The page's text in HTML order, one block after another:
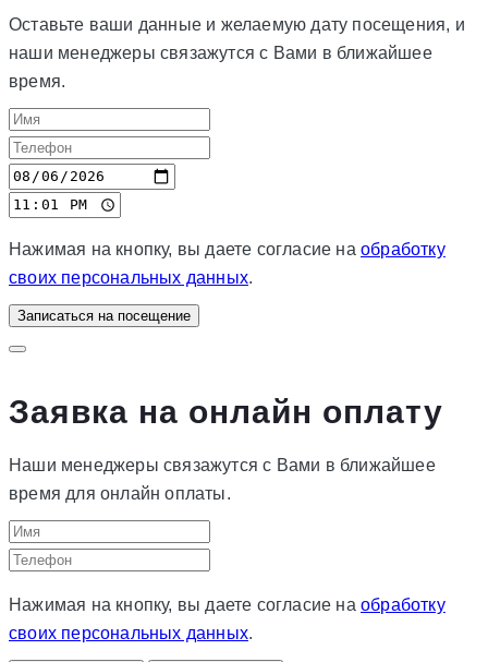
Оставьте ваши данные и желаемую дату посещения, и
наши менеджеры связажутся с Вами в ближайшее
время.
Нажимая на кнопку, вы даете согласие наобработку
своих персональных данных.
Записаться на посещение
Заявка на онлайн оплату
Наши менеджеры связажутся с Вами в ближайшее
время для онлайн оплаты.
Нажимая на кнопку, вы даете согласие наобработку
своих персональных данных.